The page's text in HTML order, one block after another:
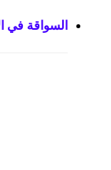
السواقة في